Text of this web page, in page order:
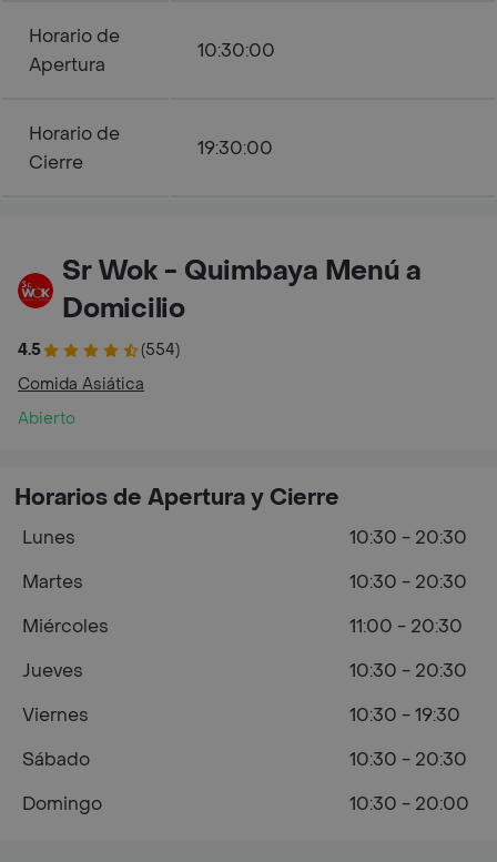
Horario de
Apertura
10:30:00
Horario de
Cierre
19:30:00
Sr Wok - Quimbaya Menú a
Domicilio
4.5
(554)
Comida Asiática
Abierto
Horarios de Apertura y Cierre
Lunes
10:30 - 20:30
Martes
10:30 - 20:30
Miércoles
11:00 - 20:30
Jueves
10:30 - 20:30
Viernes
10:30 - 19:30
Sábado
10:30 - 20:30
Domingo
10:30 - 20:00